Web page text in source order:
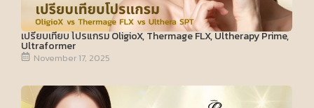
เปรียบเทียบ โปรแกรม OligioX, Thermage FLX, Ultherapy Prime,
Ultraformer
November 17, 2025